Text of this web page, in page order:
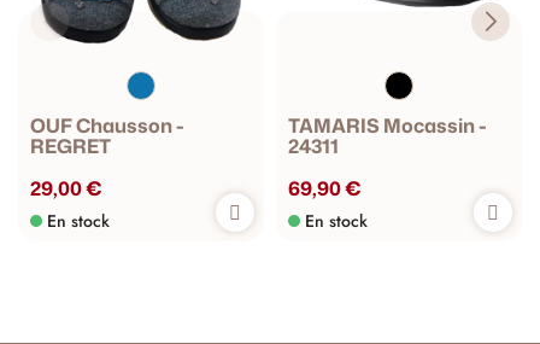
OUF Chausson -
REGRET
29,00 €
En stock
TAMARIS Mocassin -
24311
69,90 €
En stock